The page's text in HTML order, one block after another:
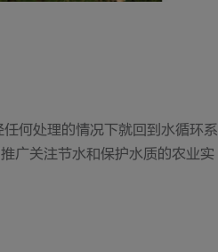
何处理的情况下就回到水循环系
广关注节水和保护水质的农业实